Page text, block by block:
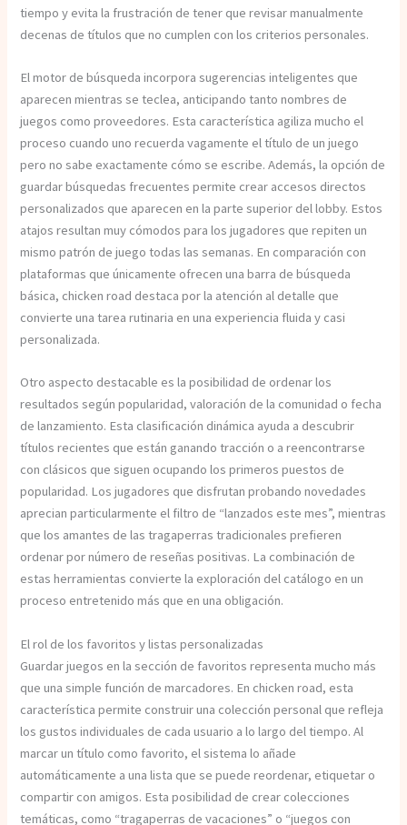
tiempo y evita la frustración de tener que revisar manualmente
decenas de títulos que no cumplen con los criterios personales.
El motor de búsqueda incorpora sugerencias inteligentes que
aparecen mientras se teclea, anticipando tanto nombres de
juegos como proveedores. Esta característica agiliza mucho el
proceso cuando uno recuerda vagamente el título de un juego
pero no sabe exactamente cómo se escribe. Además, la opción de
guardar búsquedas frecuentes permite crear accesos directos
personalizados que aparecen en la parte superior del lobby. Estos
atajos resultan muy cómodos para los jugadores que repiten un
mismo patrón de juego todas las semanas. En comparación con
plataformas que únicamente ofrecen una barra de búsqueda
básica, chicken road destaca por la atención al detalle que
convierte una tarea rutinaria en una experiencia fluida y casi
personalizada.
Otro aspecto destacable es la posibilidad de ordenar los
resultados según popularidad, valoración de la comunidad o fecha
de lanzamiento. Esta clasificación dinámica ayuda a descubrir
títulos recientes que están ganando tracción o a reencontrarse
con clásicos que siguen ocupando los primeros puestos de
popularidad. Los jugadores que disfrutan probando novedades
aprecian particularmente el filtro de “lanzados este mes”, mientras
que los amantes de las tragaperras tradicionales prefieren
ordenar por número de reseñas positivas. La combinación de
estas herramientas convierte la exploración del catálogo en un
proceso entretenido más que en una obligación.
El rol de los favoritos y listas personalizadas
Guardar juegos en la sección de favoritos representa mucho más
que una simple función de marcadores. En chicken road, esta
característica permite construir una colección personal que refleja
los gustos individuales de cada usuario a lo largo del tiempo. Al
marcar un título como favorito, el sistema lo añade
automáticamente a una lista que se puede reordenar, etiquetar o
compartir con amigos. Esta posibilidad de crear colecciones
temáticas, como “tragaperras de vacaciones” o “juegos con